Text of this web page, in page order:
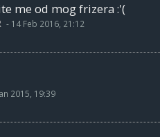
me od mog frizera :'(
- 14 Feb 2016, 21:12
2015, 19:39